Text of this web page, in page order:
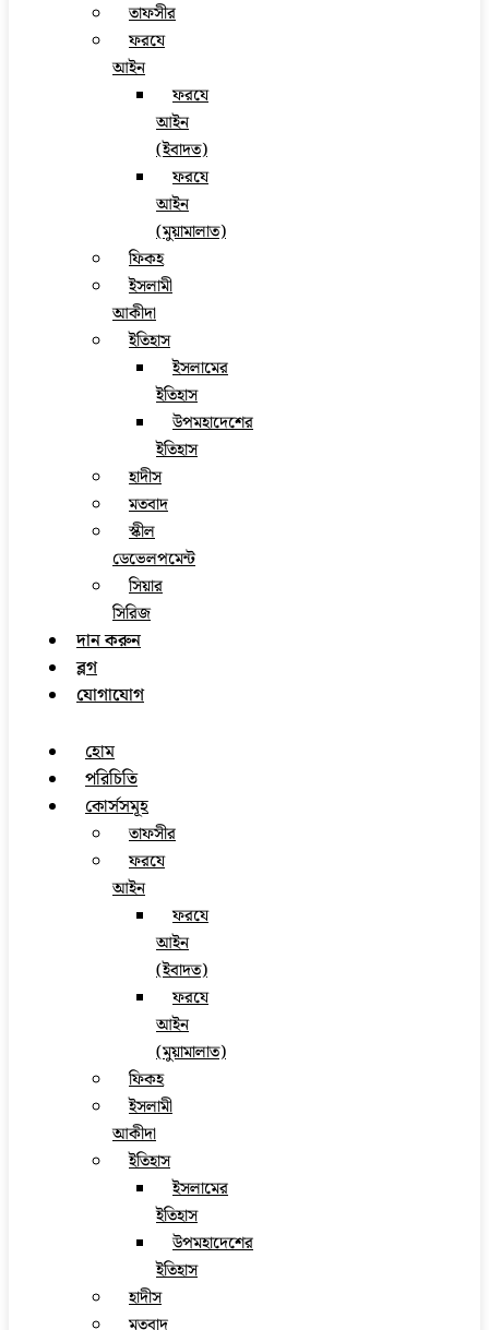
তাফসীর
ফরযে
আইন
ফরযে
আইন
(ইবাদত)
ফরযে
আইন
(মুয়ামালাত)
ফিকহ
ইসলামী
আকীদা
ইতিহাস
ইসলামের
ইতিহাস
উপমহাদেশের
ইতিহাস
হাদীস
মতবাদ
স্কীল
ডেভেলপমেন্ট
সিয়ার
সিরিজ
দান করুন
ব্লগ
যোগাযোগ
হোম
পরিচিতি
কোর্সসমূহ
তাফসীর
ফরযে
আইন
ফরযে
আইন
(ইবাদত)
ফরযে
আইন
(মুয়ামালাত)
ফিকহ
ইসলামী
আকীদা
ইতিহাস
ইসলামের
ইতিহাস
উপমহাদেশের
ইতিহাস
হাদীস